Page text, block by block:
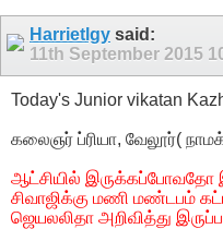
Harrietlgy said:
11th September 2015
Today's Junior vikatan
கலைஞர் ப்ரியா, வேலூர்(
ஆட்சியில் இருக்கப்போவதோ
சிவாஜிக்கு மணி மண்டபம்
ஜெயலலிதா அறிவித்து